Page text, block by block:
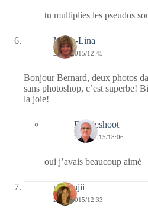
tu multiplies les pseudos
Maria-Lina
20/01/2015/12:45
Bonjour Bernard, deux photos
sans photoshop, c’est superbe!
la joie!
Bernieshoot
20/01/2015/18:06
oui j’avais beaucoup aimé
missfujii
20/01/2015/12:33